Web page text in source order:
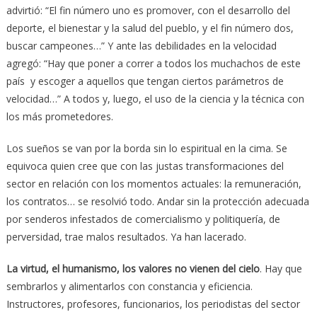
advirtió: “El fin número uno es promover, con el desarrollo del
deporte, el bienestar y la salud del pueblo, y el fin número dos,
buscar campeones…” Y ante las debilidades en la velocidad
agregó: “Hay que poner a correr a todos los muchachos de este
país y escoger a aquellos que tengan ciertos parámetros de
velocidad…” A todos y, luego, el uso de la ciencia y la técnica con
los más prometedores.
Los sueños se van por la borda sin lo espiritual en la cima. Se
equivoca quien cree que con las justas transformaciones del
sector en relación con los momentos actuales: la remuneración,
los contratos… se resolvió todo. Andar sin la protección adecuada
por senderos infestados de comercialismo y politiquería, de
perversidad, trae malos resultados. Ya han lacerado.
La virtud, el humanismo, los valores no vienen del cielo. Hay que
sembrarlos y alimentarlos con constancia y eficiencia.
Instructores, profesores, funcionarios, los periodistas del sector